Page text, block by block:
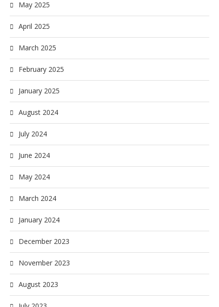
May 2025
April 2025
March 2025
February 2025
January 2025
August 2024
July 2024
June 2024
May 2024
March 2024
January 2024
December 2023
November 2023
August 2023